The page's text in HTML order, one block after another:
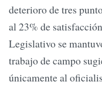
deterioro de tres
al 23% de
Legislativo se
trabajo de campo
únicamente al